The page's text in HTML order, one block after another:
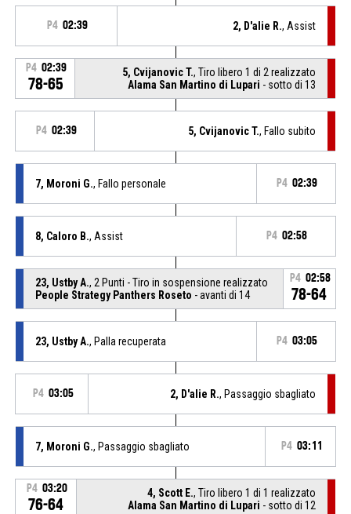
P4 02:39 2, D'alie R., Assist
P4 02:39
78-65
5, Cvijanovic T., Tiro libero 1 di 2 realizzato
Alama San Martino di Lupari - sotto di 13
P4 02:39 5, Cvijanovic T., Fallo subito
7, Moroni G., Fallo personale P4 02:39
8, Caloro B., Assist P4 02:58
23, Ustby A., 2 Punti - Tiro in sospensione realizzato
People Strategy Panthers Roseto - avanti di 14
P4 02:58
78-64
23, Ustby A., Palla recuperata P4 03:05
P4 03:05 2, D'alie R., Passaggio sbagliato
7, Moroni G., Passaggio sbagliato P4 03:11
P4 03:20
76-64
4, Scott E., Tiro libero 1 di 1 realizzato
Alama San Martino di Lupari - sotto di 12